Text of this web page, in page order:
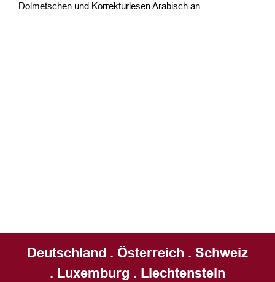
Dolmetschen und Korrekturlesen Arabisch an.
Deutschland . Österreich . Schweiz
. Luxemburg . Liechtenstein